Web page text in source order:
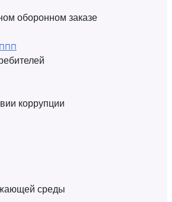
оборонном заказе
коррупции
среды